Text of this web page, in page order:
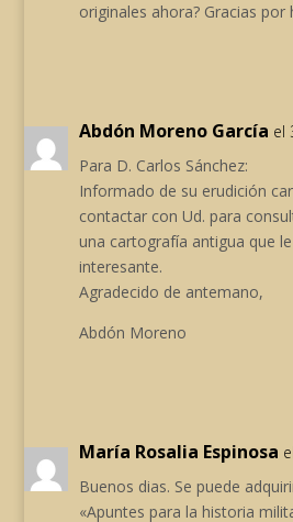
originales ahora? Gracias por
Abdón Moreno García el
Para D. Carlos Sánchez:
Informado de su erudición
contactar con Ud. para
una cartografía antigua que
interesante.
Agradecido de antemano,
Abdón Moreno
María Rosalia Espinosa
Buenos dias. Se puede
«Apuntes para la historia